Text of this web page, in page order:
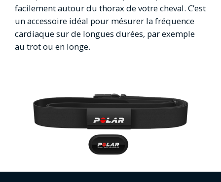
facilement autour du thorax de votre cheval. C’est
un accessoire idéal pour mésurer la fréquence
cardiaque sur de longues durées, par exemple
au trot ou en longe.